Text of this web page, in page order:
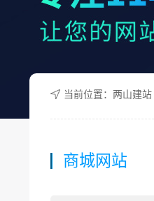
当前位置： 两山建站
商城网站